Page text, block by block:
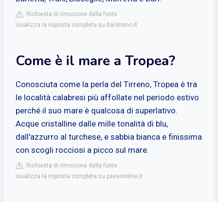
Richiesta di rimozione della fonte
isualizza la risposta completa su italotreno.it
Come è il mare a Tropea?
Conosciuta come la perla del Tirreno, Tropea è tra
le località calabresi più affollate nel periodo estivo
perché il suo mare è qualcosa di superlativo.
Acque cristalline dalle mille tonalità di blu,
dall'azzurro al turchese, e sabbia bianca e finissima
con scogli rocciosi a picco sul mare.
Richiesta di rimozione della fonte
isualizza la risposta completa su paesionline.it